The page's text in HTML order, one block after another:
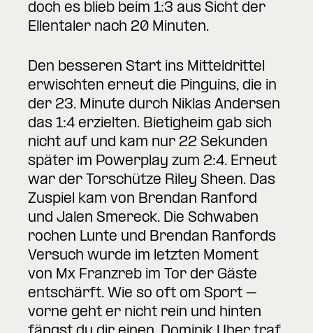
doch es blieb beim 1:3 aus Sicht der
Ellentaler nach 20 Minuten.
Den besseren Start ins Mitteldrittel
erwischten erneut die Pinguins, die in
der 23. Minute durch Niklas Andersen
das 1:4 erzielten. Bietigheim gab sich
nicht auf und kam nur 22 Sekunden
später im Powerplay zum 2:4. Erneut
war der Torschütze Riley Sheen. Das
Zuspiel kam von Brendan Ranford
und Jalen Smereck. Die Schwaben
rochen Lunte und Brendan Ranfords
Versuch wurde im letzten Moment
von Mx Franzreb im Tor der Gäste
entschärft. Wie so oft om Sport –
vorne geht er nicht rein und hinten